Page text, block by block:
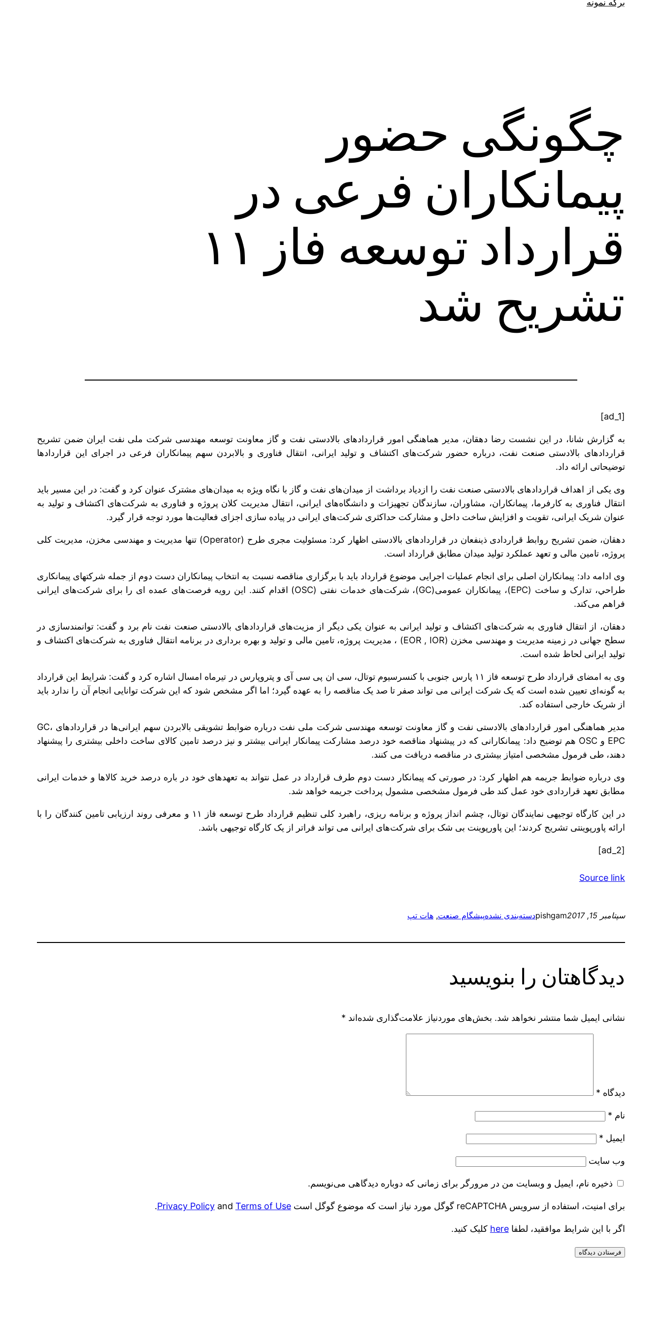
برگه نمونه
چگونگی حضور
پیمانکاران فرعی در
قرارداد توسعه فاز ۱۱
تشریح شد
[ad_1]
به گزارش شانا، در این نشست رضا دهقان، مدیر هماهنگی امور قراردادهای بالادستی نفت و گاز معاونت توسعه مهندسی شرکت ملی نفت ایران ضمن تشریح
قراردادهای بالادستی صنعت نفت، درباره حضور شرکت‌های اکتشاف و تولید ایرانی، انتقال فناوری و بالابردن سهم پیمانکاران فرعی در اجرای این قراردادها
توضیحاتی ارائه داد.
وی یکی از اهداف قراردادهای بالادستی صنعت نفت را ازدیاد برداشت از میدان‌های نفت و گاز با نگاه ویژه به میدان‌های مشترک‌ عنوان کرد و گفت: در این مسیر باید
انتقال فناوری به کارفرما، پیمانکاران، مشاوران، سازندگان تجهیزات و دانشگاه‌های ایرانی، انتقال مدیریت کلان پروژه و فناوری به شرکت‌های اکتشاف و تولید به
عنوان شریک ایرانی، تقویت و افزایش ساخت داخل و مشارکت حداکثری شرکت‌های ایرانی در پیاده سازی اجزای فعالیت‌ها مورد توجه قرار گیرد.
دهقان، ضمن تشریح روابط قراردادی ذینفعان در قراردادهای بالادستی اظهار کرد: مسئولیت مجری طرح (Operator) تنها مدیریت و مهندسی مخزن، مدیریت کلی
پروژه، تامین مالی و تعهد عملکرد تولید میدان مطابق قرارداد است.
وی ادامه داد: پیمانکاران اصلی برای انجام عملیات اجرایی موضوع قرارداد باید با برگزاری مناقصه نسبت به انتخاب پیمانکاران دست دوم از جمله شرکت‎های ﭘﻴﻤﺎﻧﻜﺎری
ﻃﺮاﺣﻲ، ﺗﺪارک و ﺳﺎﺧﺖ (EPC)، پیمانکاران عمومی(GC)، شرکت‌های خدمات نفتی (OSC) اقدام کنند. این رویه فرصت‌های عمده ای را برای شرکت‌های ایرانی
فراهم می‌کند.
دهقان، از انتقال فناوری به شرکت‌های اکتشاف و تولید ایرانی به عنوان یکی دیگر از مزیت‌های قراردادهای بالادستی صنعت نفت نام برد و گفت: توانمندسازی در
سطح جهانی در زمینه مدیریت و مهندسی مخزن (EOR , IOR) ، مدیریت پروژه، تامین مالی و تولید و بهره برداری در برنامه انتقال فناوری به شرکت‌های اکتشاف و
تولید ایرانی لحاظ شده است.
وی به امضای قرارداد طرح توسعه فاز ۱۱ پارس جنوبی با کنسرسیوم توتال، سی ان پی سی آی و پتروپارس در تیرماه امسال اشاره کرد و گفت: شرایط این قرارداد
به گونه‌ای تعیین شده است که یک شرکت ایرانی می تواند صفر تا صد یک مناقصه را به عهده گیرد؛ اما اگر مشخص شود که این شرکت توانایی انجام آن را ندارد باید
از شریک خارجی استفاده کند.
مدیر هماهنگی امور قراردادهای بالادستی نفت و گاز معاونت توسعه مهندسی شرکت ملی نفت درباره ضوابط تشویقی بالابردن سهم ایرانی‌ها در قراردادهای GC،
EPC و OSC هم توضیح داد: پیمانکارانی که در پیشنهاد مناقصه خود درصد مشارکت پیمانکار ایرانی بیشتر و نیز درصد تامین کالای ساخت داخلی بیشتری را پیشنهاد
دهند، طی فرمول مشخصی امتیاز بیشتری در مناقصه دریافت می کنند.
وی درباره ضوابط جریمه هم اظهار کرد: در صورتی که پیمانکار دست دوم طرف قرارداد در عمل نتواند به تعهدهای خود در باره درصد خرید کالاها و خدمات ایرانی
مطابق تعهد قراردادی خود عمل کند طی فرمول مشخصی مشمول پرداخت جریمه خواهد شد.
در این کارگاه توجیهی نمایندگان توتال، چشم انداز پروژه و برنامه ریزی، راهبرد کلی تنظیم قرارداد طرح توسعه فاز ۱۱ و معرفی روند ارزیابی تامین کنندگان را با
ارائه پاورپوینتی تشریح کردند؛ این پاورپوینت‎ بی شک برای شرکت‌های ایرانی می تواند فراتر از یک کارگاه توجیهی باشد.
[ad_2]
Source link
سپتامبر 15, 2017 pishgamدسته‌بندی نشدهپیشگام صنعت, هات تپ
دیدگاهتان را بنویسید
نشانی ایمیل شما منتشر نخواهد شد. بخش‌های موردنیاز علامت‌گذاری شده‌اند *
دیدگاه *
نام *
ایمیل *
وب‌ سایت
ذخیره نام، ایمیل و وبسایت من در مرورگر برای زمانی که دوباره دیدگاهی می‌نویسم.
برای امنیت، استفاده از سرویس reCAPTCHA گوگل مورد نیاز است که موضوع گوگل است Privacy Policyand Terms of Use
.
اگر با این شرایط موافقید، لطفاhere کلیک کنید.